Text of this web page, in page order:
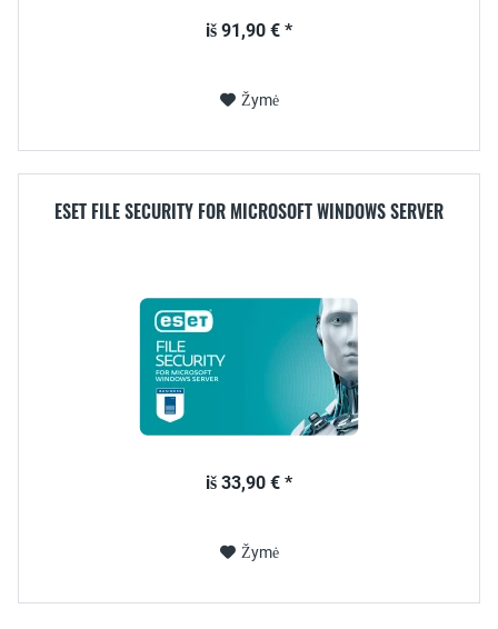
iš 91,90 € *
Žymė
ESET FILE SECURITY FOR MICROSOFT WINDOWS SERVER
iš 33,90 € *
Žymė